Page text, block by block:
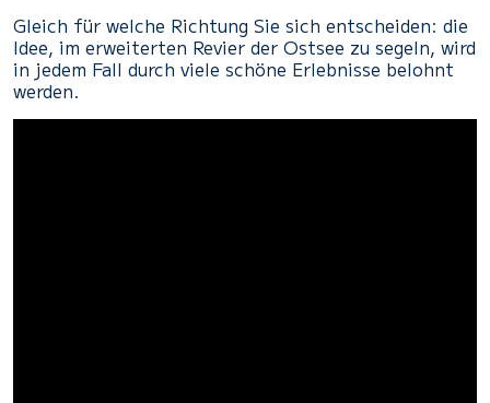
Gleich für welche Richtung Sie sich entscheiden: die
Idee, im erweiterten Revier der Ostsee zu segeln, wird
in jedem Fall durch viele schöne Erlebnisse belohnt
werden.